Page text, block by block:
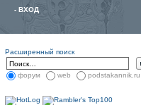
- ВХОД
Расширенный поиск
форум web podstakannik.ru